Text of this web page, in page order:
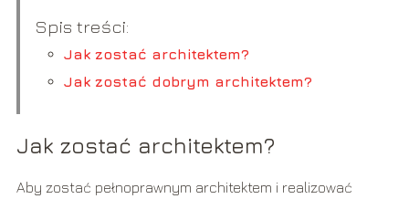
Spis treści:
Jak zostać architektem?
Jak zostać dobrym architektem?
Jak zostać architektem?
Aby zostać pełnoprawnym architektem i realizować